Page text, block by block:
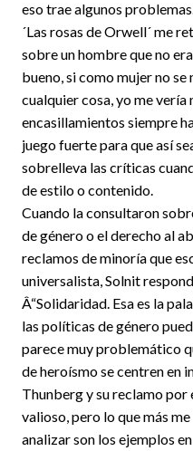
eso trae algunos
´Las rosas de Orwell´ me
sobre un hombre que no
bueno, si como mujer no
cualquier cosa, yo me vería
encasillamientos siempre
juego fuerte para que así
sobrelleva las críticas
de estilo o contenido.
Cuando la consultaron
de género o el derecho al
reclamos de minoría que
universalista, Solnit
Â“Solidaridad. Esa es la
las políticas de género
parece muy problemático
de heroísmo se centren en
Thunberg y su reclamo por
valioso, pero lo que más
analizar son los ejemplos